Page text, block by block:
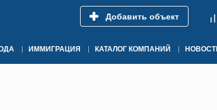
Добавить объект
ИММИГРАЦИЯ КАТАЛОГ КОМПАНИЙ